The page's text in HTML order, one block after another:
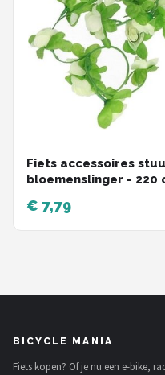
Fiets accessoires
bloemenslinger - 220
€ 7,79
BICYCLE MANIA
Fiets kopen? Of je nu een e-bike,